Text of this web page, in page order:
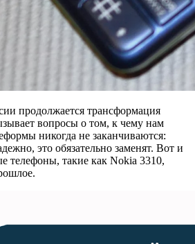
продолжается трансформация
вопросы о том, к чему нам
никогда не заканчиваются:
это обязательно заменят. Вот и
телефоны, такие как Nokia 3310,